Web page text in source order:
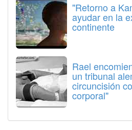
"Retorno a
ayudar en la
continente
Rael
un tribunal
circuncisión
corporal"